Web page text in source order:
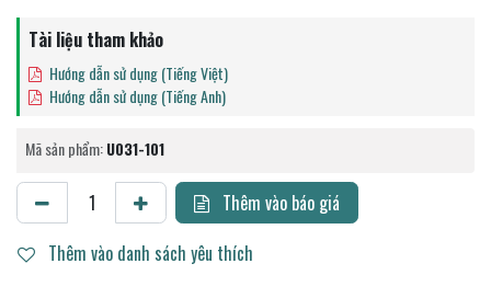
Tài liệu tham khảo
Hướng dẫn sử dụng (Tiếng Việt)
Hướng dẫn sử dụng (Tiếng Anh)
Mã sản phẩm:U031-101
Thêm vào báo giá
Thêm vào danh sách yêu thích